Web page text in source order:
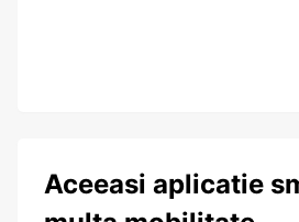
Aceeasi aplicatie